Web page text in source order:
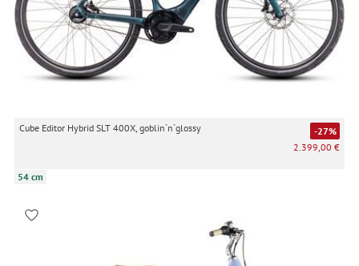
Cube Editor Hybrid SLT 400X, goblin´n´glossy
-27%
2.399,00 €
54 cm